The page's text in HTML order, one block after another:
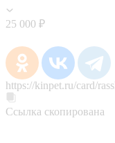
25 000 ₽
https://kinpet.ru/card/
Ссылка скопирована